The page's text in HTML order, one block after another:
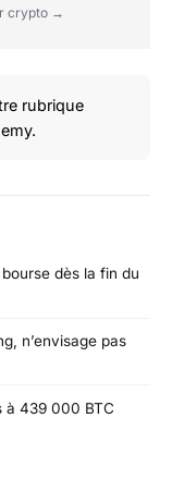
crypto →
rubrique
dès la fin du
n’envisage pas
à 439 000 BTC